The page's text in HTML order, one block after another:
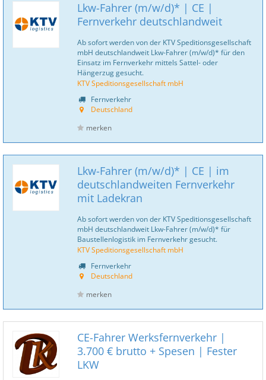
Lkw-Fahrer (m/w/d)* | CE |
Fernverkehr deutschlandweit
Ab sofort werden von der KTV Speditionsgesellschaft
mbH deutschlandweit Lkw-Fahrer (m/w/d)* für den
Einsatz im Fernverkehr mittels Sattel- oder
Hängerzug gesucht.
KTV Speditionsgesellschaft mbH
Fernverkehr
Deutschland
merken
Lkw-Fahrer (m/w/d)* | CE | im
deutschlandweiten Fernverkehr
mit Ladekran
Ab sofort werden von der KTV Speditionsgesellschaft
mbH deutschlandweit Lkw-Fahrer (m/w/d)* für
Baustellenlogistik im Fernverkehr gesucht.
KTV Speditionsgesellschaft mbH
Fernverkehr
Deutschland
merken
CE-Fahrer Werksfernverkehr |
3.700 € brutto + Spesen | Fester
LKW